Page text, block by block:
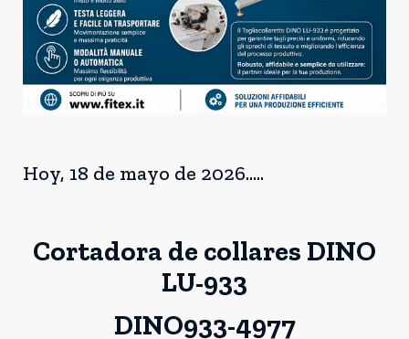
Hoy, 18 de mayo de 2026.....
Cortadora de collares DINO
LU-933
DINO933-4977